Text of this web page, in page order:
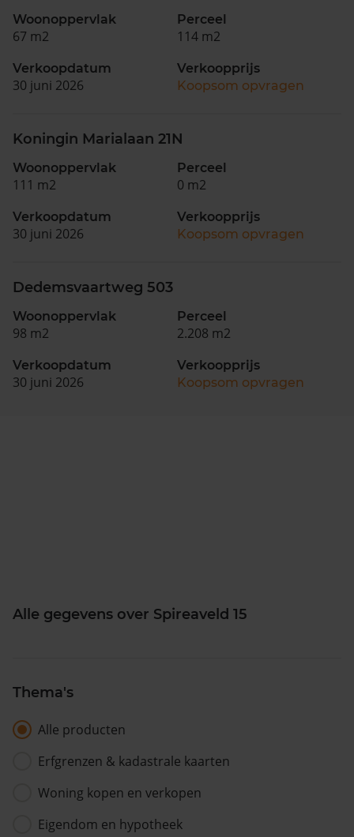
Woonoppervlak
67 m2
Perceel
114 m2
Verkoopdatum
30 juni 2026
Verkoopprijs
Koopsom opvragen
Koningin Marialaan 21N
Woonoppervlak
111 m2
Perceel
0 m2
Verkoopdatum
30 juni 2026
Verkoopprijs
Koopsom opvragen
Dedemsvaartweg 503
Woonoppervlak
98 m2
Perceel
2.208 m2
Verkoopdatum
30 juni 2026
Verkoopprijs
Koopsom opvragen
Alle gegevens over Spireaveld 15
Thema's
Alle producten
Erfgrenzen & kadastrale kaarten
Woning kopen en verkopen
Eigendom en hypotheek